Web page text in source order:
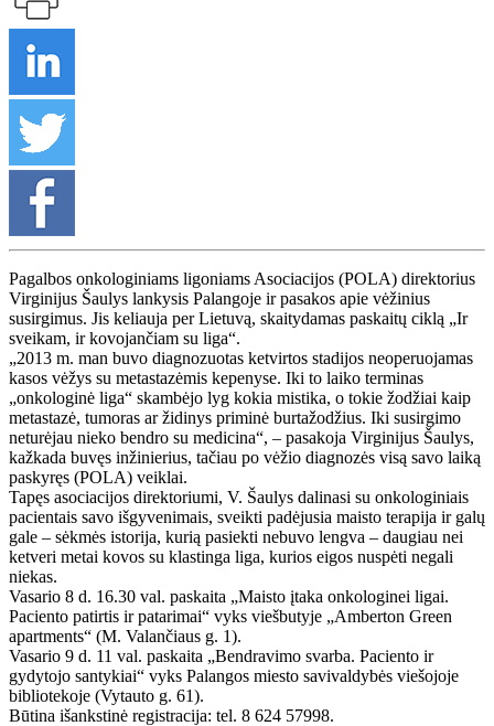
Pagalbos onkologiniams ligoniams Asociacijos (POLA) direktorius
Virginijus Šaulys lankysis Palangoje ir pasakos apie vėžinius
susirgimus. Jis keliauja per Lietuvą, skaitydamas paskaitų ciklą „Ir
sveikam, ir kovojančiam su liga“.
„2013 m. man buvo diagnozuotas ketvirtos stadijos neoperuojamas
kasos vėžys su metastazėmis kepenyse. Iki to laiko terminas
„onkologinė liga“ skambėjo lyg kokia mistika, o tokie žodžiai kaip
metastazė, tumoras ar židinys priminė burtažodžius. Iki susirgimo
neturėjau nieko bendro su medicina“, – pasakoja Virginijus Šaulys,
kažkada buvęs inžinierius, tačiau po vėžio diagnozės visą savo laiką
paskyręs (POLA) veiklai.
Tapęs asociacijos direktoriumi, V. Šaulys dalinasi su onkologiniais
pacientais savo išgyvenimais, sveikti padėjusia maisto terapija ir galų
gale – sėkmės istorija, kurią pasiekti nebuvo lengva – daugiau nei
ketveri metai kovos su klastinga liga, kurios eigos nuspėti negali
niekas.
Vasario 8 d. 16.30 val. paskaita „Maisto įtaka onkologinei ligai.
Paciento patirtis ir patarimai“ vyks viešbutyje „Amberton Green
apartments“ (M. Valančiaus g. 1).
Vasario 9 d. 11 val. paskaita „Bendravimo svarba. Paciento ir
gydytojo santykiai“ vyks Palangos miesto savivaldybės viešojoje
bibliotekoje (Vytauto g. 61).
Būtina išankstinė registracija: tel. 8 624 57998.